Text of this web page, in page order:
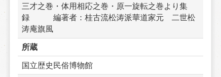
三才之巻・体用相応之巻・原一旋転之巻より集
録　　　編著者：桂古流松涛派華道家元　二世松
涛庵旗風
所蔵
国立歴史民俗博物館